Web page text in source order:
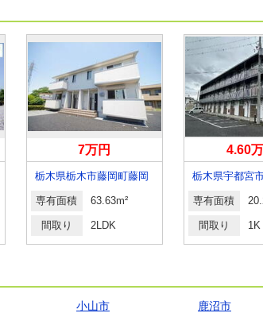
7万円
栃木県栃木市藤岡町藤岡
専有面積 63.63m²
間取り 2LDK
4.60
栃木県宇都宮
専有面積
間取り 1K
小山市
鹿沼市